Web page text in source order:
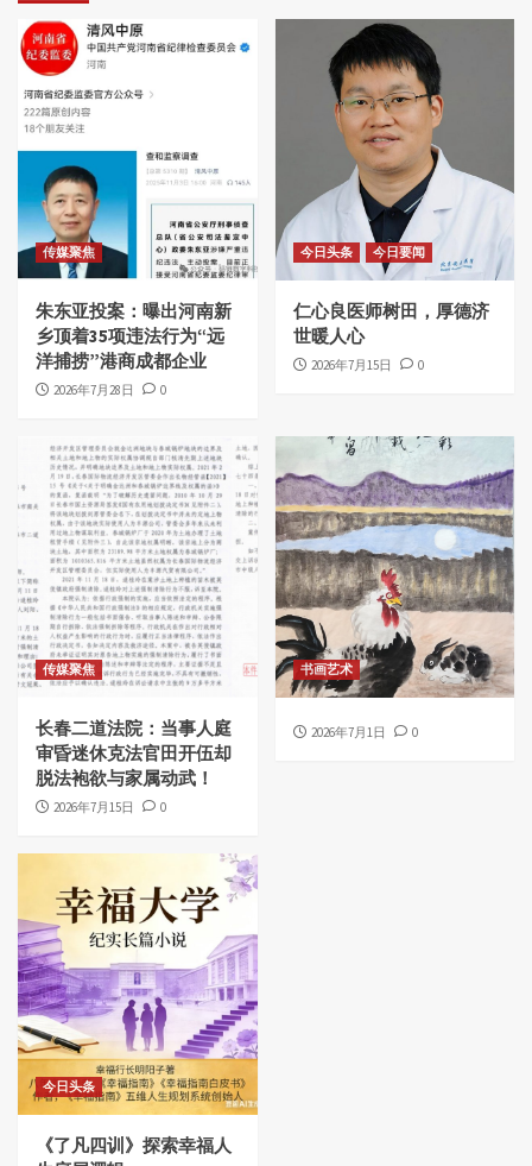
传媒聚焦
朱东亚投案：曝出河南新
乡顶着35项违法行为“远
洋捕捞”港商成都企业
2026年7月28日 0
今日头条 今日要闻
仁心良医师树田，厚德济
世暖人心
2026年7月15日 0
传媒聚焦
长春二道法院：当事人庭
审昏迷休克法官田开伍却
脱法袍欲与家属动武！
2026年7月15日 0
书画艺术
2026年7月1日 0
今日头条
《了凡四训》探索幸福人